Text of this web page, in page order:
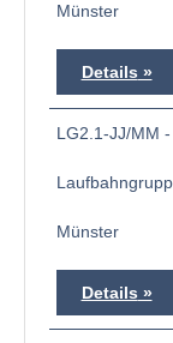
Münster
Details
LG2.1-JJ/MM
Münster
Details